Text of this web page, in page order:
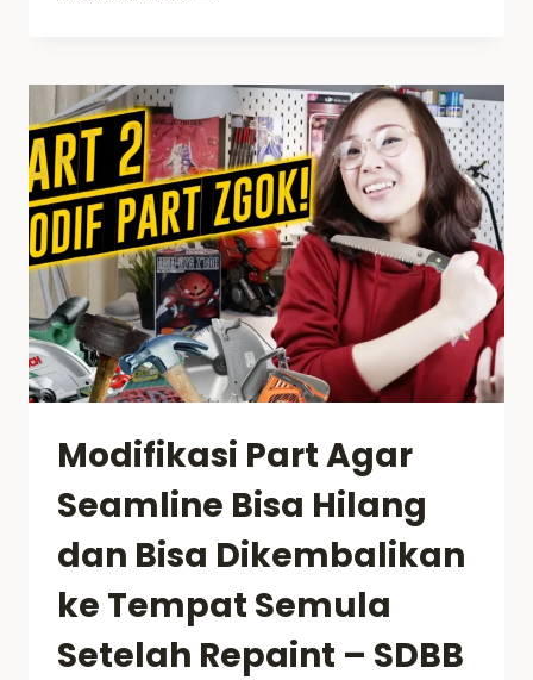
RUMIT
SDBB
Z’GOK
–
PART
3
Modifikasi Part Agar
Seamline Bisa Hilang
dan Bisa Dikembalikan
ke Tempat Semula
Setelah Repaint – SDBB